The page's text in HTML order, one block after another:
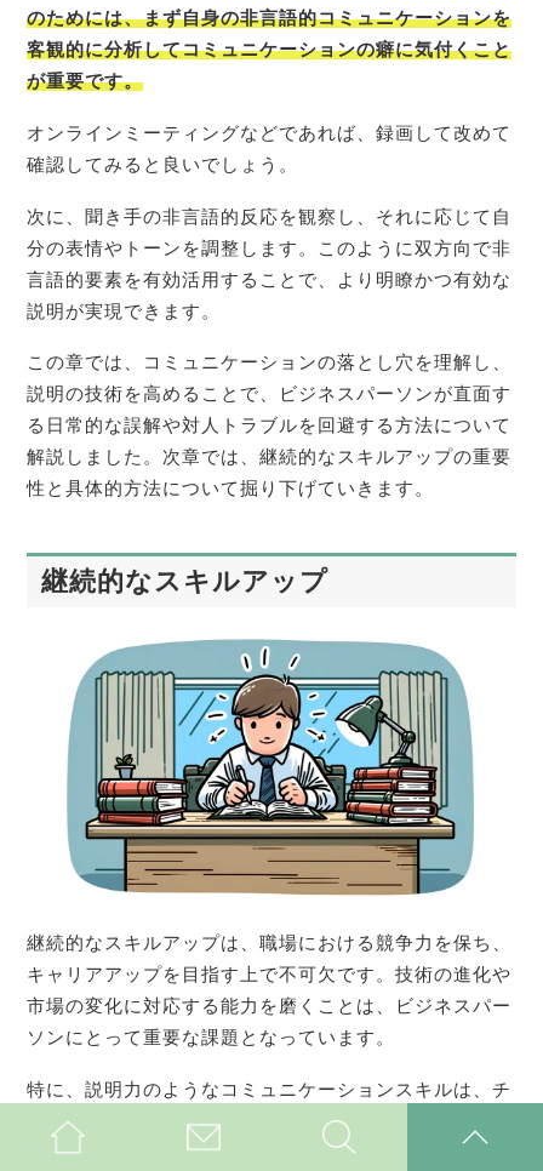
のためには、まず自身の非言語的コミュニケーションを
客観的に分析してコミュニケーションの癖に気付くこと
が重要です。
オンラインミーティングなどであれば、録画して改めて
確認してみると良いでしょう。
次に、聞き手の非言語的反応を観察し、それに応じて自
分の表情やトーンを調整します。このように双方向で非
言語的要素を有効活用することで、より明瞭かつ有効な
説明が実現できます。
この章では、コミュニケーションの落とし穴を理解し、
説明の技術を高めることで、ビジネスパーソンが直面す
る日常的な誤解や対人トラブルを回避する方法について
解説しました。次章では、継続的なスキルアップの重要
性と具体的方法について掘り下げていきます。
継続的なスキルアップ
継続的なスキルアップは、職場における競争力を保ち、
キャリアアップを目指す上で不可欠です。技術の進化や
市場の変化に対応する能力を磨くことは、ビジネスパー
ソンにとって重要な課題となっています。
特に、説明力のようなコミュニケーションスキルは、チ
ーム内や顧客との関係構築に直接影響を与えるため、こ
れを継続的に改善し続けることが求められます。